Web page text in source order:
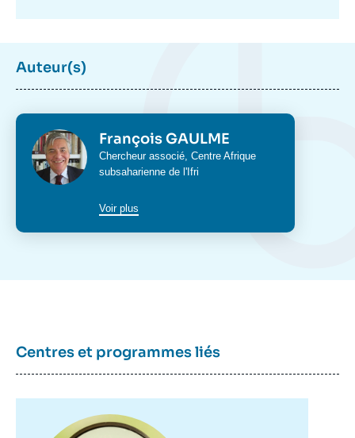
Auteur(s)
Photo François GAULME
Intitulé
du
Chercheur associé, Centre Afrique
subsaharienne de l'Ifri
Voir plus
Centres et programmes liés
principale